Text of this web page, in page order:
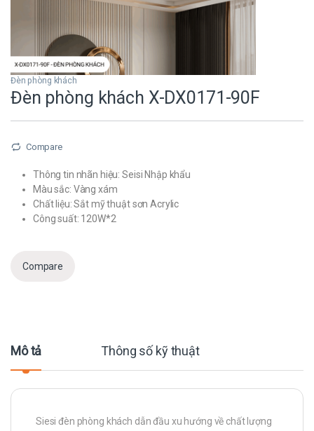
Đèn phòng khách
Đèn phòng khách X-DX0171-90F
Compare
Thông tin nhãn hiệu: Seisi Nhập khẩu
Màu sắc: Vàng xám
Chất liệu: Sắt mỹ thuật sơn Acrylic
Công suất: 120W*2
Compare
Mô tả Thông số kỹ thuật
Siesi đèn phòng khách dẫn đầu xu hướng về chất lượng